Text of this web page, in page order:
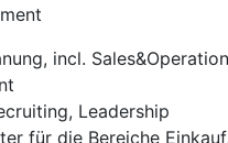
incl.
Leadership
für die Bereiche